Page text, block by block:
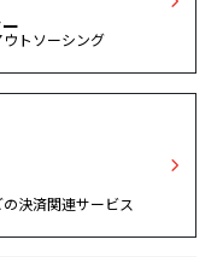
トソーシング
決済関連サービス